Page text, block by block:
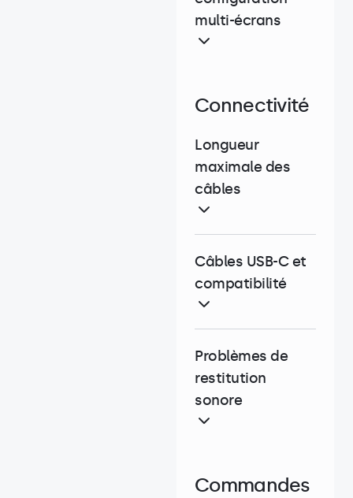
multi-écrans
Connectivité
Longueur
maximale des
câbles
Câbles USB-C et
compatibilité
Problèmes de
restitution
sonore
Commandes